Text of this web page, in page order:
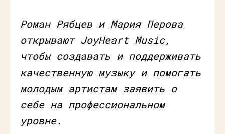
Роман Рябцев и Мария Перова
открывают JoyHeart Music,
чтобы создавать и поддерживать
качественную музыку и помогать
молодым артистам заявить о
себе на профессиональном
уровне.